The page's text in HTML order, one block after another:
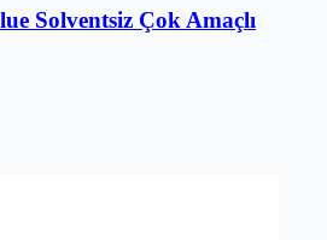
Solventsiz Çok Amaçlı